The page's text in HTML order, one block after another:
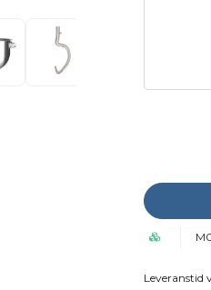
Leveranstid